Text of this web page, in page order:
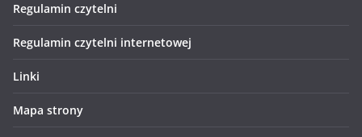
Regulamin czytelni
Regulamin czytelni internetowej
Linki
Mapa strony